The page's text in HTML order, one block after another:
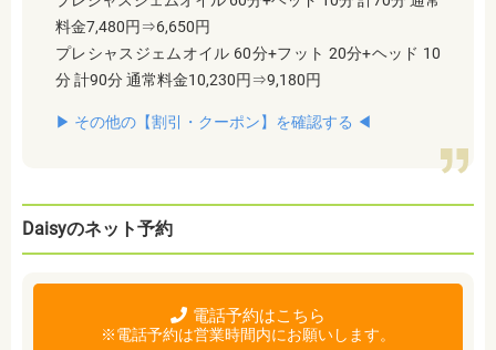
料金7,480円⇒6,650円
プレシャスジェムオイル 60分+フット 20分+ヘッド 10
分 計90分 通常料金10,230円⇒9,180円
▶︎ その他の【割引・クーポン】を確認する ◀︎
Daisyのネット予約
電話予約はこちら
※電話予約は営業時間内にお願いします。